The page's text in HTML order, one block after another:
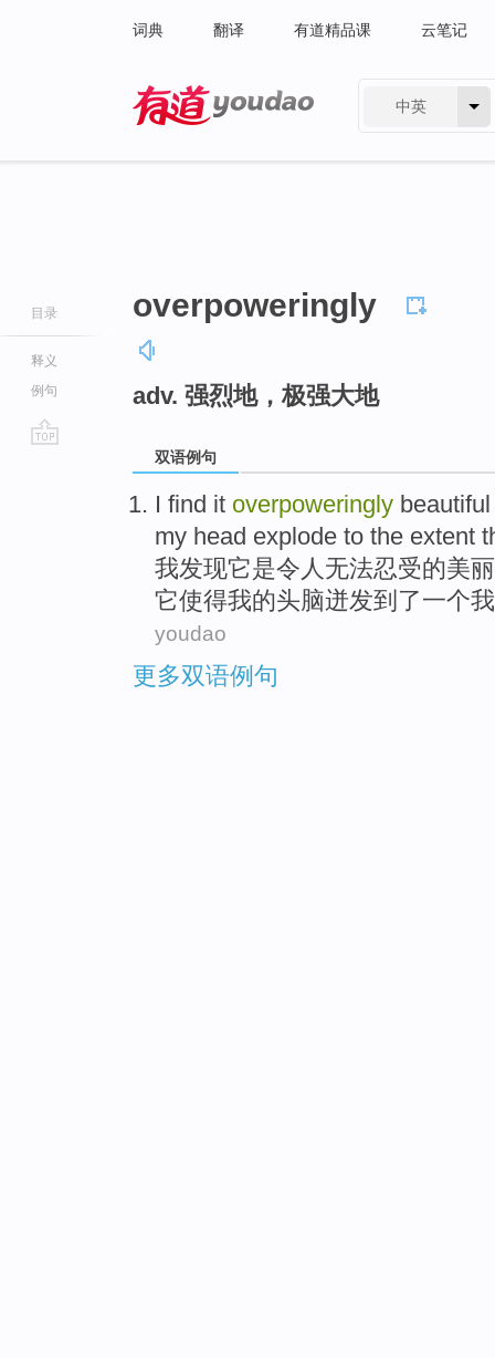
词典 翻译 有道精品课 云笔记
中英
目录
释义
例句
overpoweringly
adv. 强烈地，极强大地
双语例句
I find it overpoweringly beautiful
my head explode to the extent
我发现它是令人无法忍受的美丽
它使得我的头脑迸发到了一个
youdao
更多双语例句